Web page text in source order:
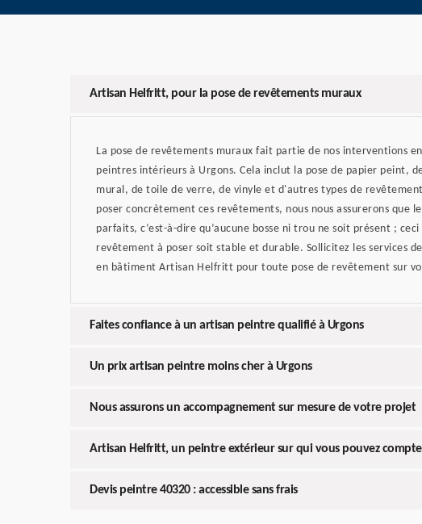
Artisan Helfritt, pour la pose de revêtements muraux
La pose de revêtements muraux fait partie de nos interventions
peintres intérieurs à Urgons. Cela inclut la pose de papier peint,
mural, de toile de verre, de vinyle et d'autres types de
poser concrètement ces revêtements, nous nous assurerons que
parfaits, c’est-à-dire qu’aucune bosse ni trou ne soit présent ;
revêtement à poser soit stable et durable. Sollicitez les services
en bâtiment Artisan Helfritt pour toute pose de revêtement sur
Faites confiance à un artisan peintre qualifié à Urgons
Un prix artisan peintre moins cher à Urgons
Nous assurons un accompagnement sur mesure de votre projet
Artisan Helfritt, un peintre extérieur sur qui vous pouvez
Devis peintre 40320 : accessible sans frais